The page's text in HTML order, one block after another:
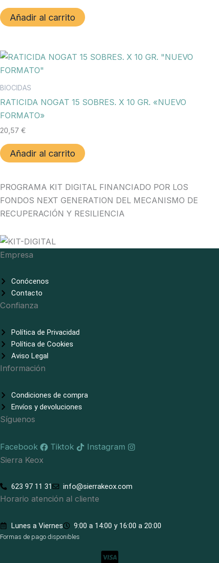
Añadir al carrito
BIOCIDAS
RATICIDA NOGAT 15 SOBRES. X 10 GR. «NUEVO
FORMATO»
20,57 €
Añadir al carrito
PROGRAMA KIT DIGITAL FINANCIADO POR LOS
FONDOS NEXT GENERATION DEL MECANISMO DE
RECUPERACIÓN Y RESILIENCIA
Empresa
Conócenos
Contacto
Confianza
Política de Privacidad
Política de Cookies
Aviso Legal
Información
Condiciones de compra
Envíos y devoluciones
Síguenos
Facebook Tiktok
Instagram
Sierra Keox
623 97 11 31 info@sierrakeox.com
Horario atención al cliente
Lunes a Viernes 9:00 a 14:00 y 16:00 a 20:00
Formas de pago disponibles